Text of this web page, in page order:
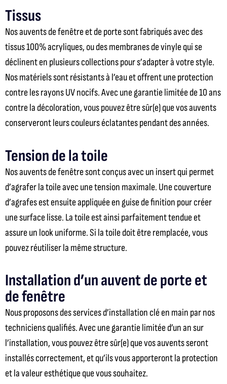
Tissus
Nos auventsde fenêtre et de porte sont fabriquésavec des
tissus 100% acryliques, ou des membranes de vinyle qui se
déclinent en plusieurs collections pour s’adapter à votre style.
Nos matériels sont résistants à l’eau et offrent une protection
contre les rayons UV nocifs.Avec une garantielimitée de 10 ans
contre la décoloration,vous pouvez être sûr(e) que vos auvents
conserveront leurs couleurs éclatantes pendant des années.
Tension de la toile
Nos auvents de fenêtre sont conçus avec un insert qui permet
d’agrafer la toile avec une tension maximale. Une couverture
d’agrafes est ensuite appliquée en guise de finition pour créer
une surface lisse. La toile est ainsi parfaitement tendue et
assure un look uniforme. Si la toile doit être remplacée, vous
pouvez réutiliser la même structure.
Installation d’un auvent de porte et
de fenêtre
Nous proposons des services d’installation clé en main par nos
techniciens qualifiés. Avec une garantie limitée d’un an sur
l’installation,vous pouvez être sûr(e) que vos auvents seront
installés correctement, et qu’ils vous apporterontla protection
et la valeur esthétique que vous souhaitez.